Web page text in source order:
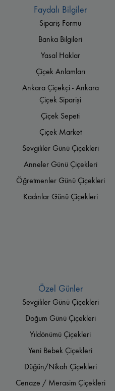
Faydalı Bilgiler
Sipariş Formu
Banka Bilgileri
Yasal Haklar
Çiçek Anlamları
Ankara Çiçekçi - Ankara
Çiçek Siparişi
Çiçek Sepeti
Çiçek Market
Sevgililer Günü Çiçekleri
Anneler Günü Çiçekleri
Öğretmenler Günü Çiçekleri
Kadınlar Günü Çiçekleri
Özel Günler
Sevgililer Günü Çiçekleri
Doğum Günü Çiçekleri
Yıldönümü Çiçekleri
Yeni Bebek Çiçekleri
Düğün/Nikah Çiçekleri
Cenaze / Merasim Çiçekleri